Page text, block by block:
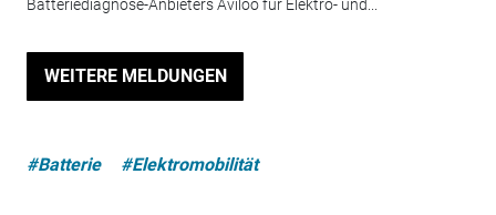
Batteriediagnose-Anbieters Aviloo für Elektro- und...
WEITERE MELDUNGEN
#Batterie #Elektromobilität